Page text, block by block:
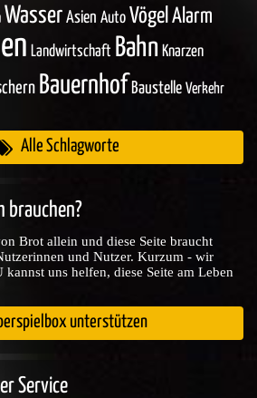
Wasser Asien Auto Vögel Alarm
Landwirtschaft Bahn Knarzen
Bauernhof Baustelle Verkehr
Alle Schlagworte
brauchen?
Brot allein und diese Seite braucht
und Nutzer. Kurzum - wir
uns helfen, diese Seite am Leben
unterstützen
Service